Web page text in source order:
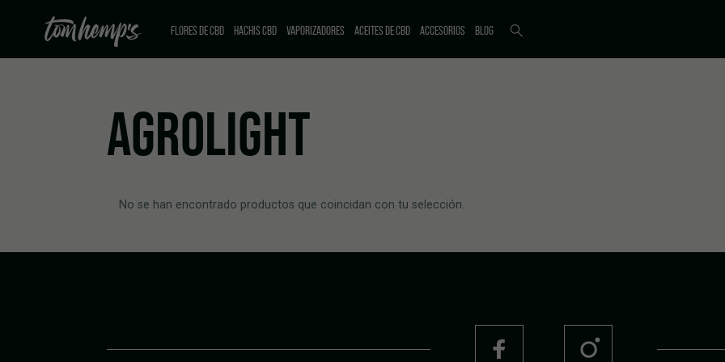
FLORES DE CBD
HACHIS CBD VAPORIZADORES ACEITES DE CBD ACCESORIOS BLOG
AGROLIGHT
No se han encontrado productos que coincidan con tu selección.